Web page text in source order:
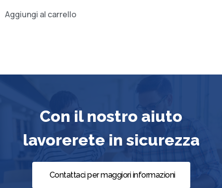
Aggiungi al carrello
Con il nostro aiuto
lavorerete in sicurezza
Contattaci per maggiori informazioni